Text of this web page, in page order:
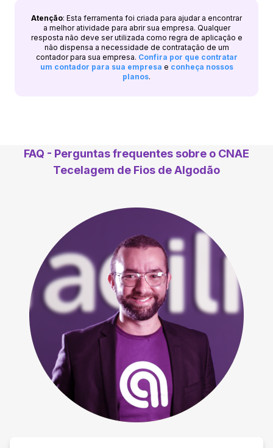
Atenção: Esta ferramenta foi criada para ajudar a encontrar
a melhor atividade para abrir sua empresa. Qualquer
resposta não deve ser utilizada como regra de aplicação e
não dispensa a necessidade de contratação de um
contador para sua empresa. Confira por que contratar
um contador para sua empresa e conheça nossos
planos.
FAQ - Perguntas frequentes sobre o CNAE
Tecelagem de Fios de Algodão